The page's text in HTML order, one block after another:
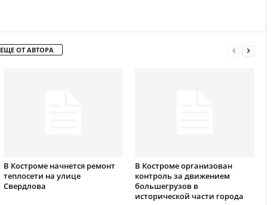
ЕЩЕ ОТ АВТОРА
В Костроме начнется ремонт
теплосети на улице
Свердлова
В Костроме организован
контроль за движением
большегрузов в
исторической части города